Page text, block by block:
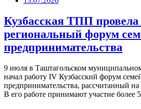
БАС, цифровизация и
государство: в ТПП РФ
будущее
комплекса.
30 июня в Торгово-промышленной
Федерации состоялась панельная
содействие повышению
мероприятие собрало...